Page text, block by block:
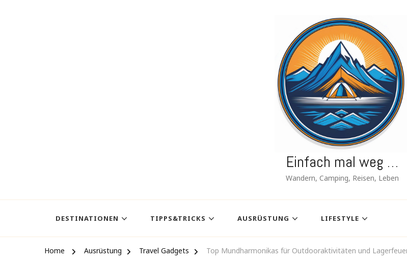
Einfach mal weg …
Wandern, Camping, Reisen, Leben
DESTINATIONEN TIPPS&TRICKS AUSRÜSTUNG LIFESTYLE
Home Ausrüstung Travel Gadgets Top Mundharmonikas für Outdooraktivitäten und